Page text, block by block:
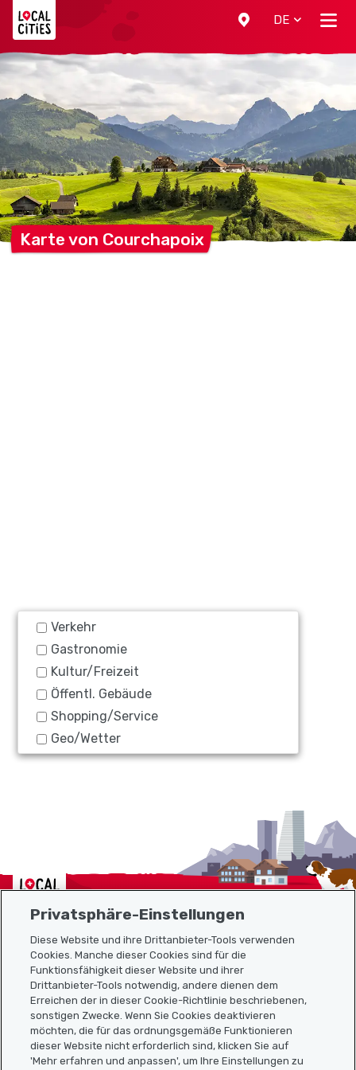
DE
Karte von Courchapoix
Verkehr
Gastronomie
Kultur/Freizeit
Öffentl. Gebäude
Shopping/Service
Geo/Wetter
Localcities
Sitemap
Nützliche Links
Localcities App herunterladen
Privatsphäre-Einstellungen
Diese Website und ihre Drittanbieter-Tools verwenden
Cookies. Manche dieser Cookies sind für die
Funktionsfähigkeit dieser Website und ihrer
Drittanbieter-Tools notwendig, andere dienen dem
Erreichen der in dieser Cookie-Richtlinie beschriebenen,
sonstigen Zwecke. Wenn Sie Cookies deaktivieren
möchten, die für das ordnungsgemäße Funktionieren
dieser Website nicht erforderlich sind, klicken Sie auf
'Mehr erfahren und anpassen', um Ihre Einstellungen zu